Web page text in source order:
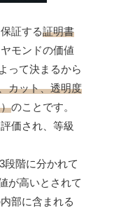
証する証明書
モンドの価値
って決まるから
カット、透明度
のことです。
価され、等級
段階に分かれて
が高いとされて
部に含まれる